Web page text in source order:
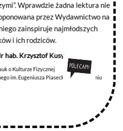
Wprawdzie żadna lektura nie
przez Wydawnictwo na
zainspiruje najmłodszych
i ich rodziców.
hab. Krzysztof Kusy
o Kulturze Fizycznej
im. Eugeniusza Piaseckiego w Poznaniu